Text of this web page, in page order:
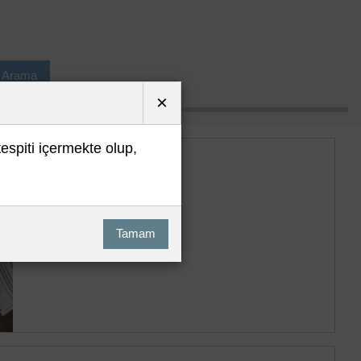
Arama
×
içermekte olup,
Tamam